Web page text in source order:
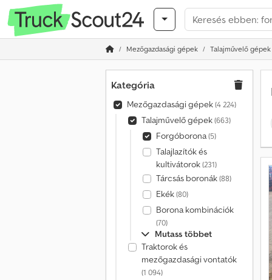
Mezőgazdasági gépek Talajművelő gépek
Kategória
Mezőgazdasági gépek(4 224)
Talajművelő gépek(663)
Forgóborona(5)
Talajlazítók és
kultivátorok(231)
Tárcsás boronák(88)
Ekék(80)
Borona kombinációk
(70)
Mutass többet
Traktorok és
mezőgazdasági vontatók
(1 094)